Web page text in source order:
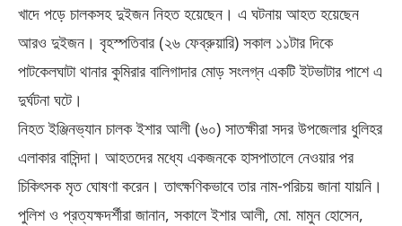
খাদে পড়ে চালকসহ দুইজন নিহত হয়েছেন। এ ঘটনায় আহত হয়েছেন
আরও দুইজন। বৃহস্পতিবার (২৬ ফেব্রুয়ারি) সকাল ১১টার দিকে
পাটকেলঘাটা থানার কুমিরার বালিগাদার মোড় সংলগ্ন একটি ইটভাটার পাশে এ
দুর্ঘটনা ঘটে।
নিহত ইঞ্জিনভ্যান চালক ইশার আলী (৬০) সাতক্ষীরা সদর উপজেলার ধুলিহর
এলাকার বাসিন্দা। আহতদের মধ্যে একজনকে হাসপাতালে নেওয়ার পর
চিকিৎসক মৃত ঘোষণা করেন। তাৎক্ষণিকভাবে তার নাম-পরিচয় জানা যায়নি।
পুলিশ ও প্রত্যক্ষদর্শীরা জানান, সকালে ইশার আলী, মো. মামুন হোসেন,